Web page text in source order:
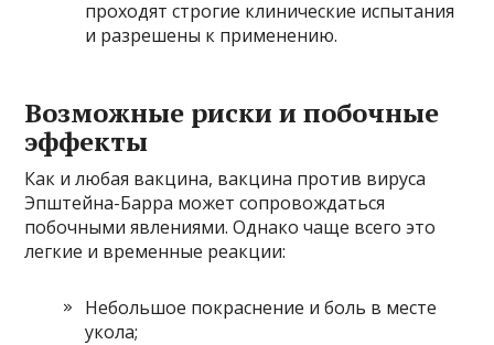
проходят строгие клинические испытания
и разрешены к применению.
Возможные риски и побочные
эффекты
Как и любая вакцина, вакцина против вируса
Эпштейна-Барра может сопровождаться
побочными явлениями. Однако чаще всего это
легкие и временные реакции:
Небольшое покраснение и боль в месте
укола;